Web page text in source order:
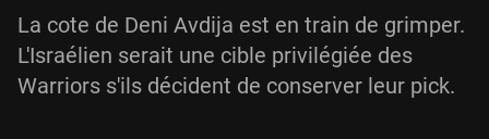
La cote de Deni Avdija est en train de grimper.
L'Israélien serait une cible privilégiée des
Warriors s'ils décident de conserver leur pick.